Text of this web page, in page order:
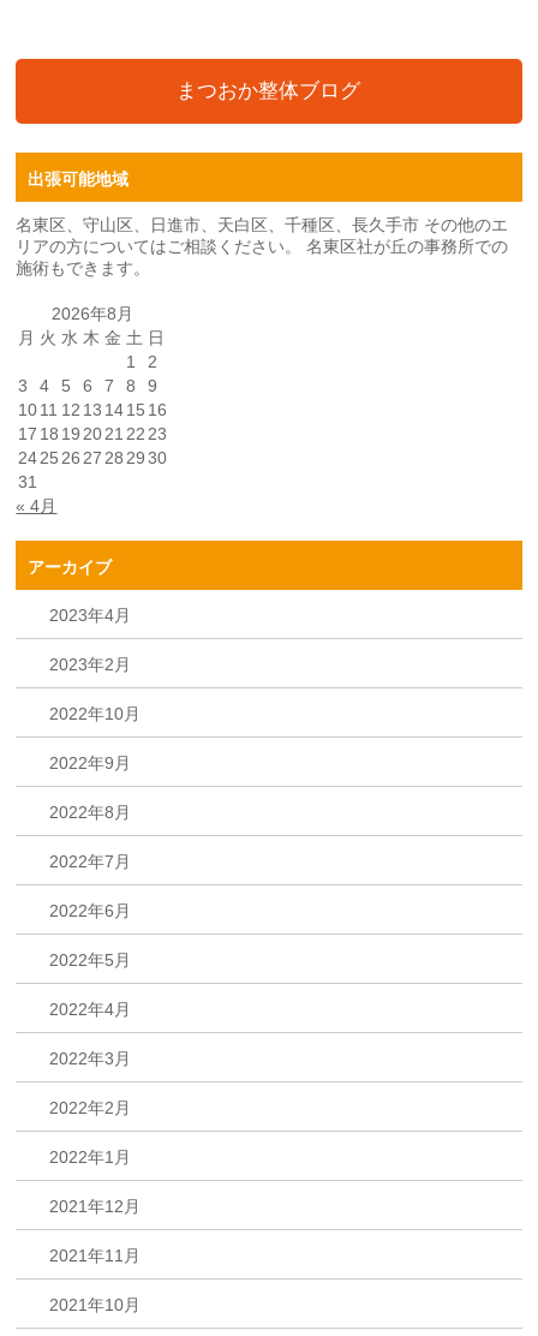
まつおか整体ブログ
出張可能地域
名東区、守山区、日進市、天白区、千種区、長久手市 その他のエ
リアの方についてはご相談ください。 名東区社が丘の事務所での
施術もできます。
2026年8月
月 火 水 木 金 土 日
1
2
3
4 5 6 7 8
9
1011 12 13 1415 16
17 18 19 2021 22 23
2425 26 27 28 29 30
31
« 4月
アーカイブ
2023年4月
2023年2月
2022年10月
2022年9月
2022年8月
2022年7月
2022年6月
2022年5月
2022年4月
2022年3月
2022年2月
2022年1月
2021年12月
2021年11月
2021年10月